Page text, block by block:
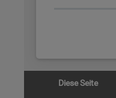
Diese Seite